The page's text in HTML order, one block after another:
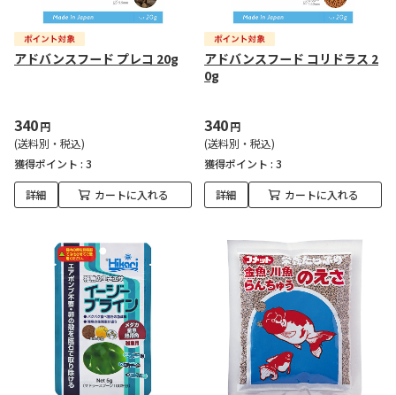
アドバンスフード プレコ 20g
340円
(送料別・税込)
獲得ポイント : 3
詳細 カートに入れる
アドバンスフード コリドラス 2
0g
340円
(送料別・税込)
獲得ポイント : 3
詳細 カートに入れる